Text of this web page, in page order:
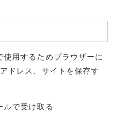
使用するためブラウザーに
ドレス、サイトを保存す
ルで受け取る